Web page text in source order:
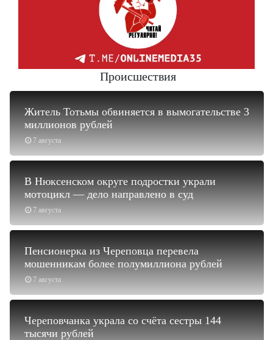
Происшествия
7 августа
Житель Тотьмы обвиняется в вымогательстве 3
миллионов рублей
7 августа
В Нюксенском округе подростки украли
мотоцикл — дело направлено в суд
7 августа
Пенсионерка из Череповца перевела
мошенникам более полумиллиона рублей
Череповчанка украла со счёта сестры 144
тысячи рублей